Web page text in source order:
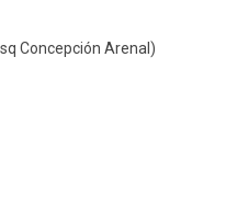
Concepción Arenal)